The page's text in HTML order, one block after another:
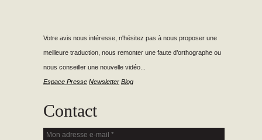
Votre avis nous intéresse, n'hésitez pas à nous proposer une
meilleure traduction, nous remonter une faute d’orthographe ou
nous conseiller une nouvelle vidéo...
Espace Presse Newsletter Blog
Contact
Mon adresse e-mail